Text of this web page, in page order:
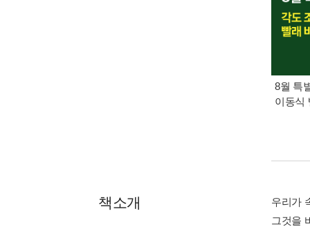
8월 특
이동식
책소개
우리가
그것을